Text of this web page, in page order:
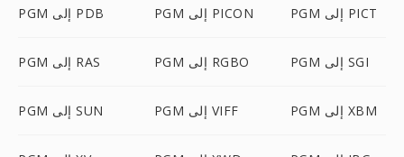
PGM إلى PDB PGM إلى PICON PGM إلى PICT
PGM إلى RAS PGM إلى RGBO PGM إلى SGI
PGM إلى SUN PGM إلى VIFF PGM إلى XBM